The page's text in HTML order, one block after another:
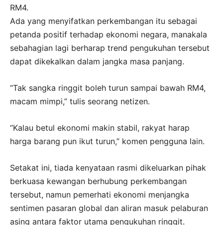
RM4.
Ada yang menyifatkan perkembangan itu sebagai
petanda positif terhadap ekonomi negara, manakala
sebahagian lagi berharap trend pengukuhan tersebut
dapat dikekalkan dalam jangka masa panjang.
“Tak sangka ringgit boleh turun sampai bawah RM4,
macam mimpi,” tulis seorang netizen.
“Kalau betul ekonomi makin stabil, rakyat harap
harga barang pun ikut turun,” komen pengguna lain.
Setakat ini, tiada kenyataan rasmi dikeluarkan pihak
berkuasa kewangan berhubung perkembangan
tersebut, namun pemerhati ekonomi menjangka
sentimen pasaran global dan aliran masuk pelaburan
asing antara faktor utama pengukuhan ringgit.